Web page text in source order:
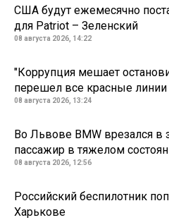
США будут ежемесячно
для Patriot – Зеленский
08 августа 2026, 14:22
"Коррупция мешает
перешел все красные
08 августа 2026, 13:24
Во Львове BMW врезался в
пассажир в тяжелом
08 августа 2026, 12:56
Российский беспилотник
Харькове